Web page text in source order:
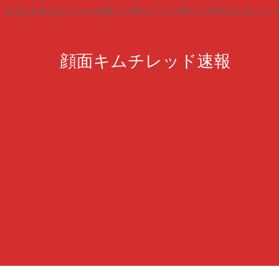
見る人が見ればキムチを頬張った時のように火照りだす5chまとめニュ
顔面キムチレッド速報